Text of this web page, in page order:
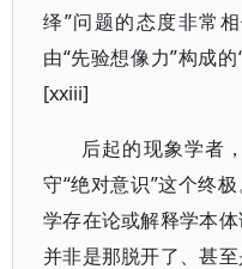
绎”问题的态度非常
由“先验想像力”构成
[xxiii]
后起的现象学者
守“绝对意识”这个终
学存在论或解释学本
并非是那脱开了、甚